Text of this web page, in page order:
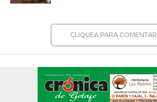
CLIQUEA PARA COMENTAR